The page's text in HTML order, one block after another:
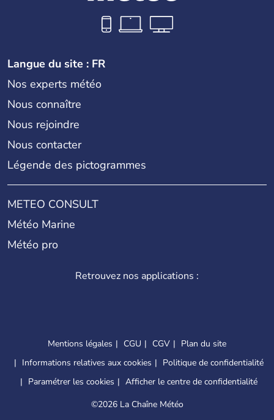
Langue du site : FR
Nos experts météo
Nous connaître
Nous rejoindre
Nous contacter
Légende des pictogrammes
METEO CONSULT
Météo Marine
Météo pro
Retrouvez nos applications :
Mentions légales CGU CGV
Plan du site
Informations relatives aux cookies
Politique de confidentialité
Paramétrer les cookies
Afficher le centre de confidentialité
©2026 La Chaîne Météo